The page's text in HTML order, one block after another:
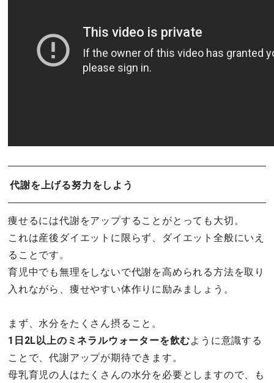
代謝を上げる努力をしよう
痩せるには代謝をアップすることがとっても大切。
これは産後ダイエットに限らず、ダイエット全般にいえ
ることです。
育児中でも無理をしないで代謝を高められる方法を取り
入れながら、痩せやすい体作りに励みましょう。
まず、水分をたくさん摂ること。
1日2L以上のミネラルウォーターを飲むように意識する
ことで、代謝アップが期待できます。
母乳育児の人はたくさんの水分を必要としますので、も